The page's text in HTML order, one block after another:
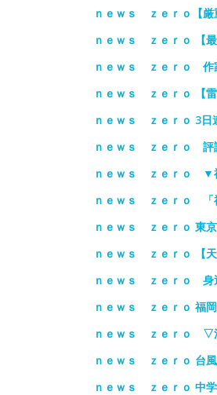
ｎｅｗｓ ｚｅｒｏ【厳
ｎｅｗｓ ｚｅｒｏ 【
ｎｅｗｓ ｚｅｒｏ 作
ｎｅｗｓ ｚｅｒｏ 【
ｎｅｗｓ ｚｅｒｏ 3日
ｎｅｗｓ ｚｅｒｏ 評
ｎｅｗｓ ｚｅｒｏ ▼
ｎｅｗｓ ｚｅｒｏ 「
ｎｅｗｓ ｚｅｒｏ 東
ｎｅｗｓ ｚｅｒｏ 【
ｎｅｗｓ ｚｅｒｏ 身
ｎｅｗｓ ｚｅｒｏ 福
ｎｅｗｓ ｚｅｒｏ ▽
ｎｅｗｓ ｚｅｒｏ 台
ｎｅｗｓ ｚｅｒｏ 中